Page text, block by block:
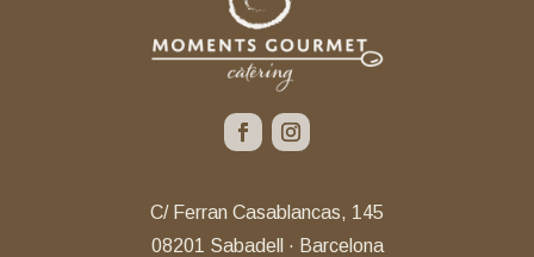
C/ Ferran Casablancas, 145
08201 Sabadell · Barcelona